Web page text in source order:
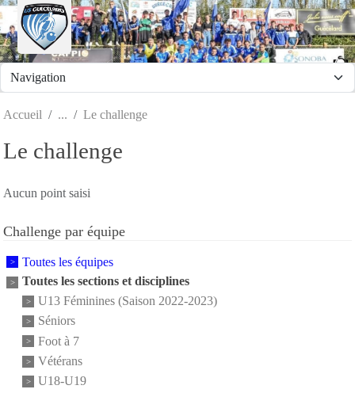
Accueil Le challenge
Le challenge
Aucun point saisi
Challenge par équipe
Toutes les équipes
Toutes les sections et disciplines
U13 Féminines (Saison 2022-2023)
Séniors
Foot à 7
Vétérans
U18-U19
Panneau de gestion des cookies